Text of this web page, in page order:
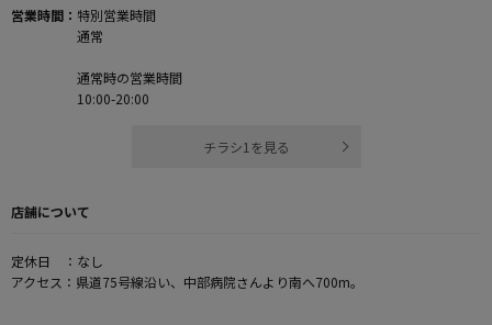
営業時間
特別営業時間
通常
通常時の営業時間
10:00-20:00
チラシ1を見る
店舗について
定休日 ：なし
アクセス：県道75号線沿い、中部病院さんより南へ700m。